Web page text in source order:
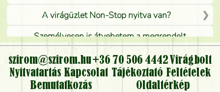
A virágüzlet Non-Stop nyitva van?
Személyesen is átvehetem a megrendelt
virágcsokrot, vagy csak virágküldéssel, kiszállítással
kérhető?
Vidékre is lehet rendelni?
szirom@szirom.hu +36 70 506 4442 Virágbolt
Nyitvatartás Kapcsolat Tájékoztató Feltételek
Bemutatkozás
Oldaltérkép